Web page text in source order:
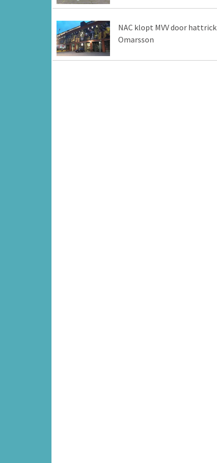
NAC klopt MVV door hattrick
Omarsson